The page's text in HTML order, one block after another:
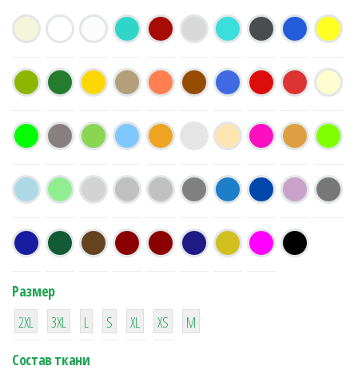
Размер
38
2XL
16
3XL
42
L
42
S
42
XL XS
М
Состав ткани